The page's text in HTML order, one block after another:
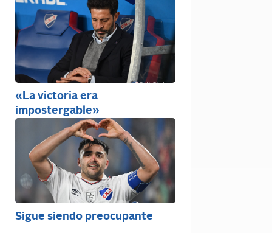
«La victoria era
impostergable»
Sigue siendo preocupante